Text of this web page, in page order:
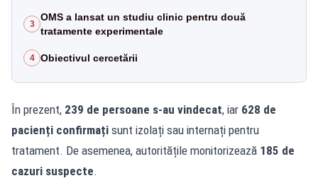
3
OMS a lansat un studiu clinic pentru două
tratamente experimentale
4 Obiectivul cercetării
În prezent, 239 de persoane s-au vindecat, iar 628 de
pacienți confirmați sunt izolați sau internați pentru
tratament. De asemenea, autoritățile monitorizează 185 de
cazuri suspecte.